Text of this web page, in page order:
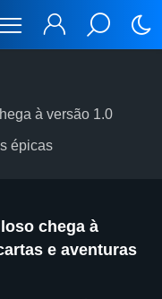
à versão 1.0
épicas
chega à
e aventuras